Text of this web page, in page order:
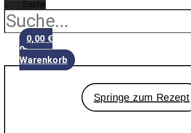
Suche
0,00 €
0
Warenkorb
Springe zum Rezept